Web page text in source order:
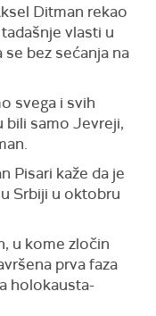
Ditman rekao
vlasti u
bez sećanja na
svega i svih
bili samo Jevreji,
Pisari kaže da je
Srbiji u oktobru
u kome zločin
prva faza
holokausta-